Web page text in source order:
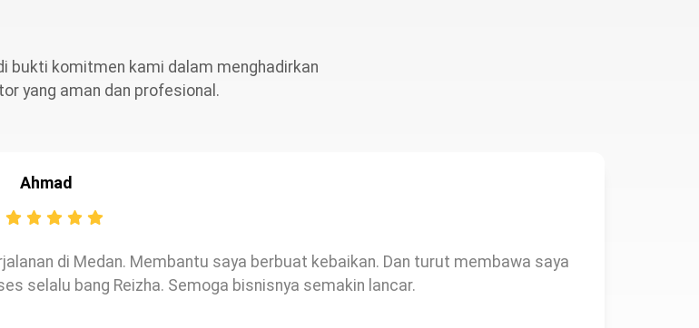
bukti komitmen kami dalam menghadirkan
yang aman dan profesional.
Ahmad
di Medan. Membantu saya berbuat kebaikan. Dan turut membawa saya
selalu bang Reizha. Semoga bisnisnya semakin lancar.